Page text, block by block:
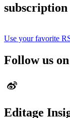
subscription
Use your favorite
Follow us
Editage